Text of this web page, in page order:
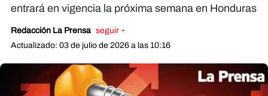
entrará en vigencia la próxima semana en Honduras
Redacción La Prensa seguir +
Actualizado: 03 de julio de 2026 a las 10:16